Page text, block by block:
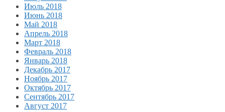
Июль 2018
Июнь 2018
Май 2018
Апрель 2018
Март 2018
Февраль 2018
Январь 2018
Декабрь 2017
Ноябрь 2017
Октябрь 2017
Сентябрь 2017
Август 2017